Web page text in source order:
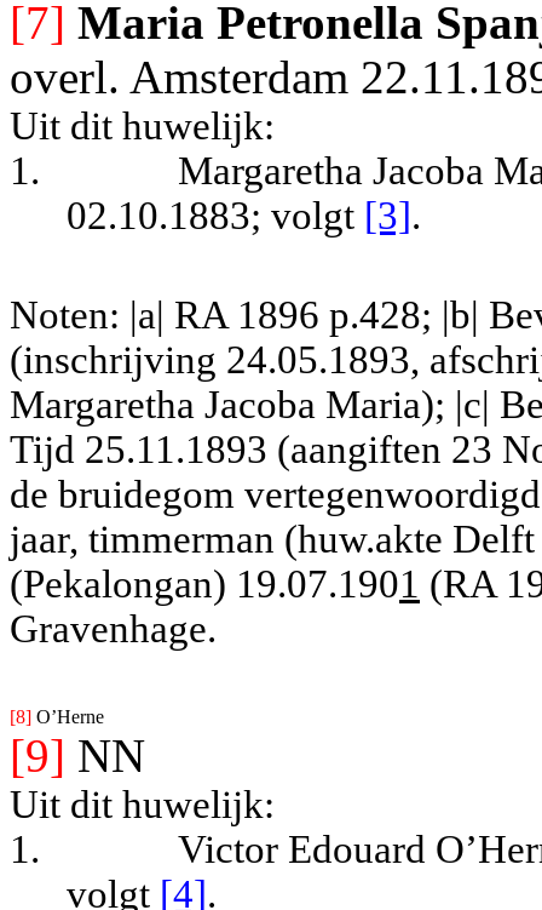
[7] Maria Petronella
overl. Amsterdam
Uit dit huwelijk:
1.
Margaretha Jacoba
02.10.1883; volgt [3].
Noten: |a| RA 1896 p.428; |b|
(inschrijving 24.05.1893,
Margaretha Jacoba Maria); |c|
Tijd 25.11.1893 (aangiften 23
de bruidegom
jaar, timmerman (huw.akte
(Pekalongan) 19.07.1901 (RA
Gravenhage.
[8] O’Herne
[9] NN
Uit dit huwelijk:
1.
Victor Edouard
volgt [4].